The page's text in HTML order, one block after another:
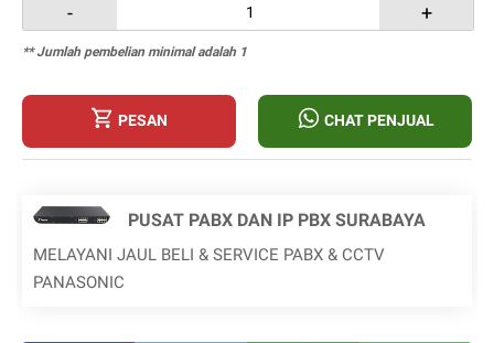
- +
** Jumlah pembelian minimal adalah 1
PESAN CHAT PENJUAL
PUSAT PABX DAN IP PBX SURABAYA
MELAYANI JAUL BELI & SERVICE PABX & CCTV
PANASONIC